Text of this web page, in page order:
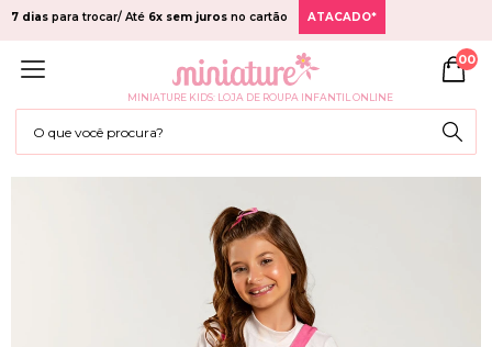
7 dias para trocar/ Até 6x sem juros no cartão ATACADO*
MINIATURE KIDS: LOJA DE ROUPA INFANTIL ONLINE
00